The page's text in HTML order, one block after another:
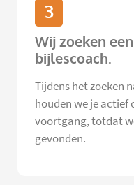
3
Wij zoeken
bijlescoach.
Tijdens het zoeken
houden we je actief
voortgang, totdat
gevonden.